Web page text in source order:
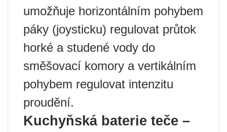
umožňuje horizontálním pohybem
páky (joysticku) regulovat průtok
horké a studené vody do
směšovací komory a vertikálním
pohybem regulovat intenzitu
proudění.
Kuchyňská baterie teče –